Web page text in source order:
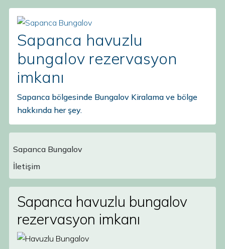
Sapanca havuzlu
bungalov rezervasyon
imkanı
Sapanca bölgesinde Bungalov Kiralama ve bölge
hakkında her şey.
Main Navigation
Sapanca Bungalov
İletişim
Sapanca havuzlu bungalov
rezervasyon imkanı